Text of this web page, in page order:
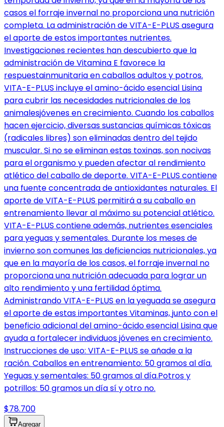
casos el forraje invernal no proporciona una nutrición
completa. La administración de VITA-E-PLUS asegura
el aporte de estos importantes nutrientes.
Investigaciones recientes han descubierto que la
administración de Vitamina E favorece la
respuestainmunitaria en caballos adultos y potros.
VITA-E-PLUS incluye el amino-ácido esencial Lisina
para cubrir las necesidades nutricionales de los
animalesjóvenes en crecimiento. Cuando los caballos
hacen ejercicio, diversas sustancias químicas tóxicas
(radicales libres) son eliminadas dentro del tejido
muscular. Si no se eliminan estas toxinas, son nocivas
para el organismo y pueden afectar al rendimiento
atlético del caballo de deporte. VITA-E-PLUS contiene
una fuente concentrada de antioxidantes naturales. El
aporte de VITA-E-PLUS permitirá a su caballo en
entrenamiento llevar al máximo su potencial atlético.
VITA-E-PLUS contiene además, nutrientes esenciales
para yeguas y sementales. Durante los meses de
invierno son comunes las deficiencias nutricionales, ya
que en la mayoría de los casos, el forraje invernal no
proporciona una nutrición adecuada para lograr un
alto rendimiento y una fertilidad óptima.
Administrando VITA-E-PLUS en la yeguada se asegura
el aporte de estas importantes Vitaminas, junto con el
beneficio adicional del amino-ácido esencial Lisina que
ayuda a fortalecer individuos jóvenes en crecimiento.
Instrucciones de uso: VITA-E-PLUS se añade a la
ración. Caballos en entrenamiento: 50 gramos al día.
Yeguas y sementales: 50 gramos al día.Potros y
potrillos: 50 gramos un día sí y otro no.
$78.700
Agregar